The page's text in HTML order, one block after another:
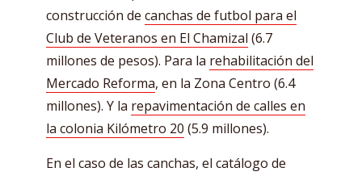
construcción de canchas de futbol para el
Club de Veteranos en El Chamizal (6.7
millones de pesos). Para la rehabilitación del
Mercado Reforma, en la Zona Centro (6.4
millones). Y la repavimentación de calles en
la colonia Kilómetro 20 (5.9 millones).
En el caso de las canchas, el catálogo de